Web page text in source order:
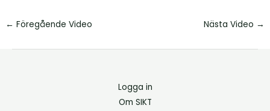
← Föregående Video Nästa Video →
Logga in
Om SIKT